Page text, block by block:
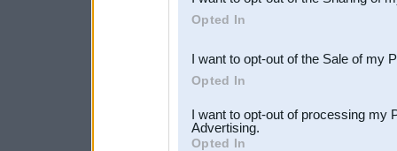
third parties.
Opted In
I want to opt-out of the Sale of my
Opted In
I want to opt-out of processing my
Advertising.
Opted In